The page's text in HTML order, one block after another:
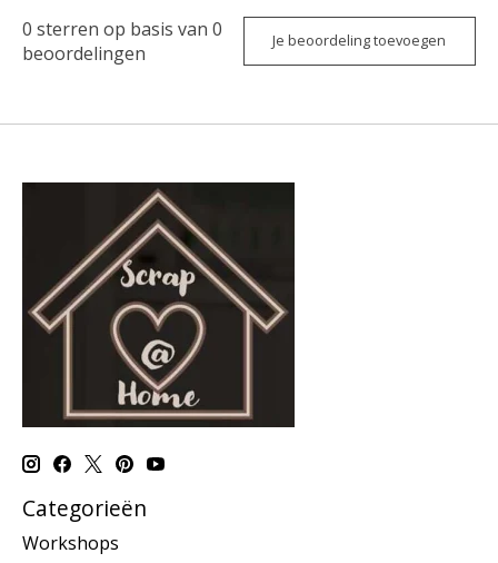
0 sterren op basis van 0
beoordelingen
Je beoordeling toevoegen
Categorieën
Workshops